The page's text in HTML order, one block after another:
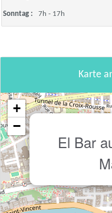
Sonntag : 7h - 17h
Karte
El Bar
+
−